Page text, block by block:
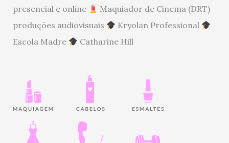
presencial e online
Maquiador de Cinema (DRT)
produções audiovisuais
Kryolan Professional
Escola Madre
Catharine Hill